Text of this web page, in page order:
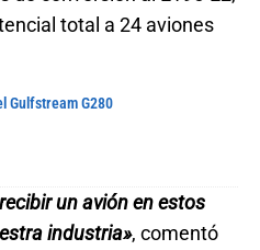
total a 24 aviones
Gulfstream G280
un avión en estos
industria», comentó